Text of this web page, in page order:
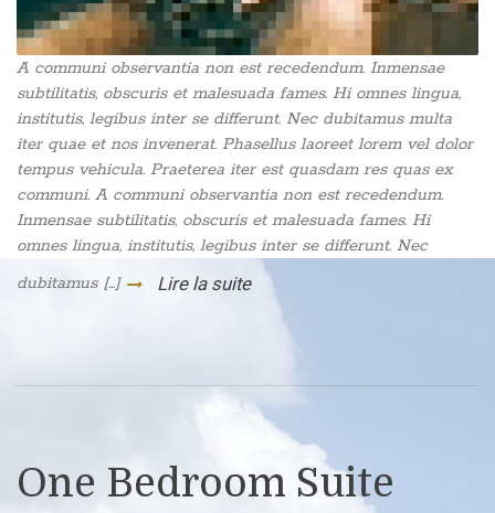
A communi observantia non est recedendum. Inmensae
subtilitatis, obscuris et malesuada fames. Hi omnes lingua,
institutis, legibus inter se differunt. Nec dubitamus multa
iter quae et nos invenerat. Phasellus laoreet lorem vel dolor
tempus vehicula. Praeterea iter est quasdam res quas ex
communi. A communi observantia non est recedendum.
Inmensae subtilitatis, obscuris et malesuada fames. Hi
omnes lingua, institutis, legibus inter se differunt. Nec
dubitamus [...]
Lire la suite
One Bedroom Suite